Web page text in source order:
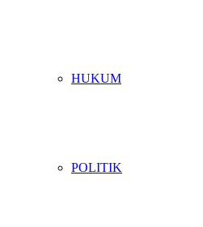
HUKUM
POLITIK